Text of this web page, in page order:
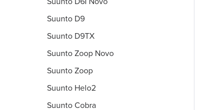
Suunto D9
Suunto D9TX
Suunto Zoop Novo
Suunto Zoop
Suunto Helo2
Suunto Cobra